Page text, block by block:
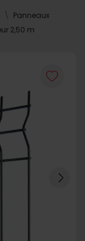
Panneaux
2,50 m